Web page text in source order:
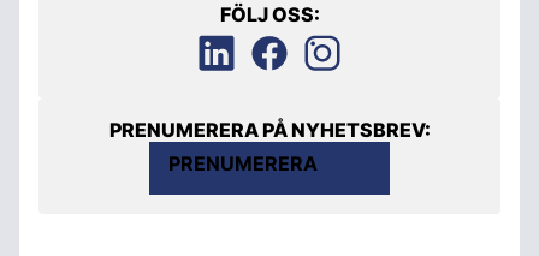
FÖLJ OSS:
PRENUMERERA PÅ NYHETSBREV:
PRENUMERERA